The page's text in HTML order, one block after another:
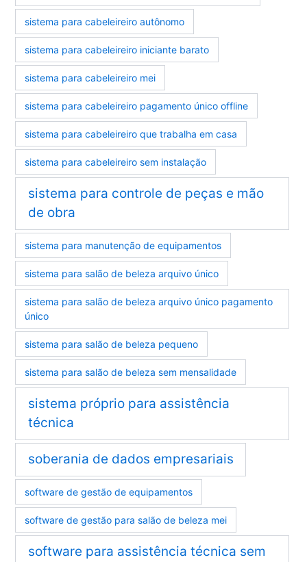
sistema para cabeleireiro autônomo
sistema para cabeleireiro iniciante barato
sistema para cabeleireiro mei
sistema para cabeleireiro pagamento único offline
sistema para cabeleireiro que trabalha em casa
sistema para cabeleireiro sem instalação
sistema para controle de peças e mão
de obra
sistema para manutenção de equipamentos
sistema para salão de beleza arquivo único
sistema para salão de beleza arquivo único pagamento
único
sistema para salão de beleza pequeno
sistema para salão de beleza sem mensalidade
sistema próprio para assistência
técnica
soberania de dados empresariais
software de gestão de equipamentos
software de gestão para salão de beleza mei
software para assistência técnica sem